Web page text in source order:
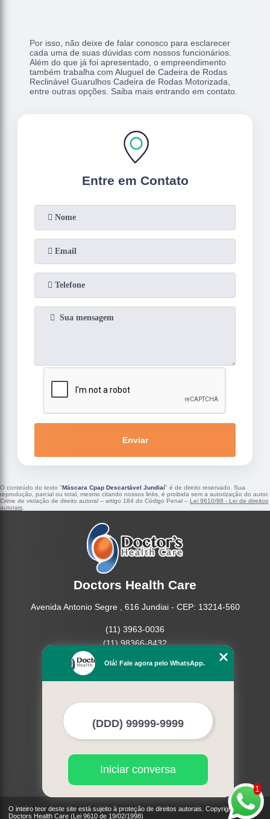
Por isso, não deixe de falar conosco para esclarecer
cada uma de suas dúvidas com nossos funcionários.
Além do que já foi apresentado, o empreendimento
também trabalha com Aluguel de Cadeira de Rodas
Reclinável Guarulhos Cadeira de Rodas Motorizada,
entre outras opções. Saiba mais entrando em contato.
Entre em Contato
Enviar
O conteúdo do texto "Máscara Cpap Descartável Jundiaí" é de direito reservado. Sua
reprodução, parcial ou total, mesmo citando nossos links, é proibida sem a autorização do autor.
Crime de violação de direito autoral – artigo 184 do Código Penal – Lei 9610/98 - Lei de direitos
autorais
Doctors Health Care
Avenida Antonio Segre , 616 Jundiai - CEP: 13214-560
(11) 3963-0036
(11) 98366-8432
Missão
Mapa do site
O inteiro teor deste site está sujeito à proteção de direitos autorais. Copyright©
Doctors Health Care (Lei 9610 de 19/02/1998)
1
Olá! Fale agora pelo WhatsApp.
Iniciar conversa